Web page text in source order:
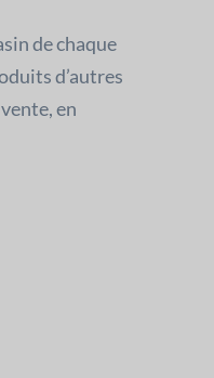
de chaque
d’autres
en